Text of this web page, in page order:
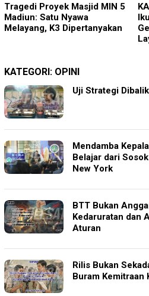
KA BIAS Terhenti, Lima KA
Ikut Terdampak, KAI Daop 7
Gerak Cepat Pulihkan
KATEGORI: OPINI
Uji Strategi
Mendamba
Belajar dari
New York
BTT Bukan
Kedaruratan dan
Aturan
Rilis Bukan
Buram Kemitraan